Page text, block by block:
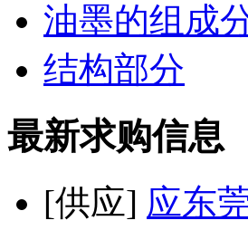
油墨的组成
结构部分
最新求购信息
[供应] 应东